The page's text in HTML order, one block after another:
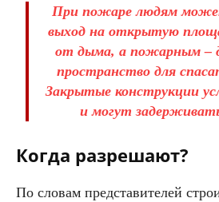
При пожаре людям
выход на открытую
от дыма, а пожарным –
пространство для
Закрытые конструкции
и могут
Когда разрешают?
По словам представителей